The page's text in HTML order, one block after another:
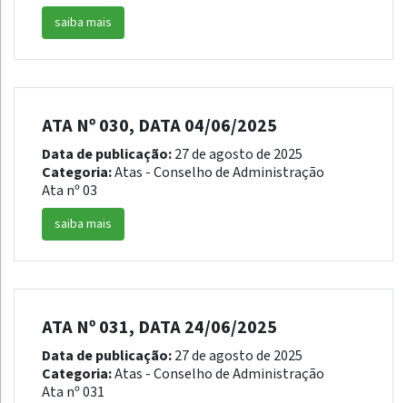
saiba mais
ATA Nº 030, DATA 04/06/2025
Data de publicação:27 de agosto de 2025
Categoria:Atas - Conselho de Administração
Ata nº 03
saiba mais
ATA Nº 031, DATA 24/06/2025
Data de publicação:27 de agosto de 2025
Categoria:Atas - Conselho de Administração
Ata nº 031